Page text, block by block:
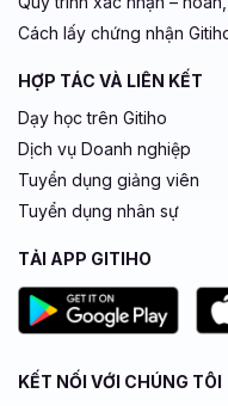
Cách lấy chứng nhận
HỢP TÁC VÀ LIÊN KẾT
Dạy học trên Gitiho
Dịch vụ Doanh nghiệp
Tuyển dụng giảng viên
Tuyển dụng nhân sự
TẢI APP GITIHO
KẾT NỐI VỚI CHÚNG TÔI